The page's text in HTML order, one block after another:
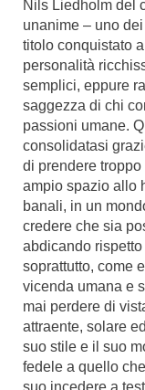
Nils Liedholm del
unanime – uno
titolo conquistato
personalità
semplici, eppure
saggezza di chi
passioni umane.
consolidatasi
di prendere
ampio spazio allo
banali, in un
credere che sia
abdicando
soprattutto, come
vicenda umana e
mai perdere di
attraente, solare
suo stile e il suo
fedele a quello
suo incedere a